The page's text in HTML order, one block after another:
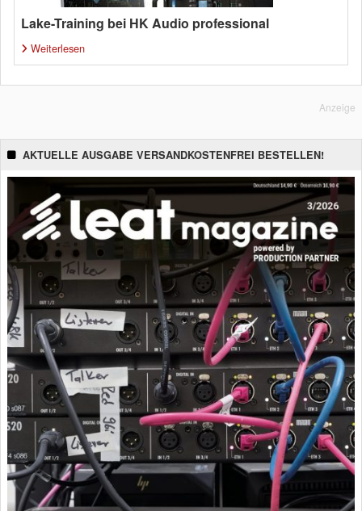
Lake-Training bei HK Audio professional
Weiterlesen
Anzeige
AKTUELLE AUSGABE VERSANDKOSTENFREI BESTELLEN!